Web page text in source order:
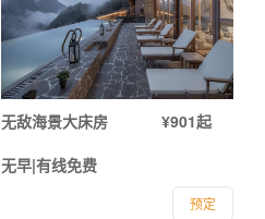
无敌海景大床房
¥901起
无早|有线免费
预定